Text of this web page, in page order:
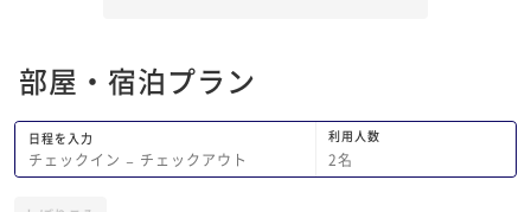
部屋・宿泊プラン
日程を入力
チェックイン − チェックアウト
利用人数
2名